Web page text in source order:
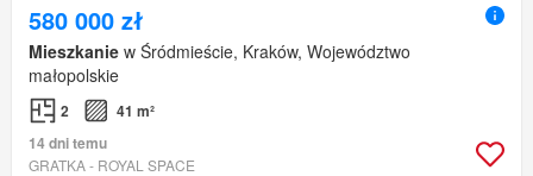
580 000 zł
Mieszkanie w Śródmieście, Kraków, Województwo
małopolskie
2
41 m²
14 dni temu
GRATKA - ROYAL SPACE